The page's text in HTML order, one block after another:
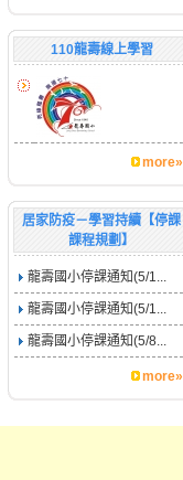
110龍壽線上學習
more»
居家防疫－學習持續【停課
課程規劃】
龍壽國小停課通知(5/1...
龍壽國小停課通知(5/1...
龍壽國小停課通知(5/8...
more»